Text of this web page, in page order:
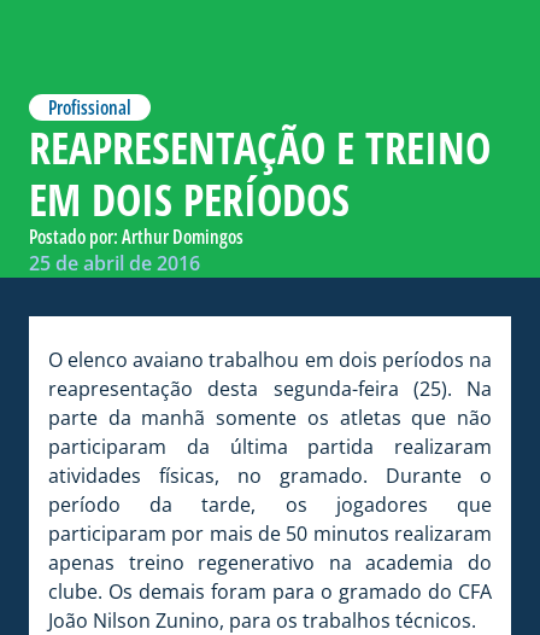
Profissional
REAPRESENTAÇÃO E TREINO
EM DOIS PERÍODOS
Postado por:Arthur Domingos
25 de abril de 2016
O elenco avaiano trabalhou em dois períodos na
reapresentação desta segunda-feira (25). Na
parte da manhã somente os atletas que não
participaram da última partida realizaram
atividades físicas, no gramado. Durante o
período da tarde, os jogadores que
participaram por mais de 50 minutos realizaram
apenas treino regenerativo na academia do
clube. Os demais foram para o gramado do CFA
João Nilson Zunino, para os trabalhos técnicos.